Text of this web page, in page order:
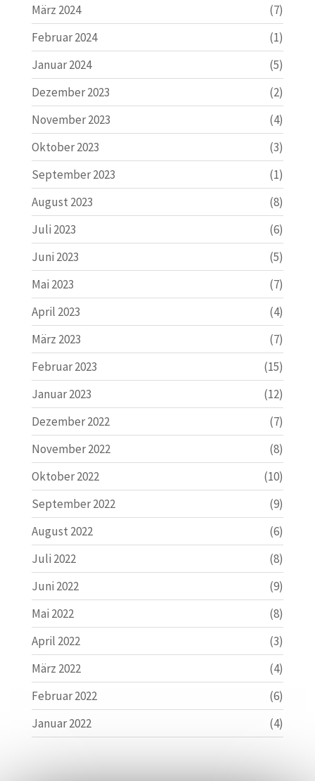
März 2024
(7)
Februar 2024
(1)
Januar 2024
(5)
Dezember 2023
(2)
November 2023
(4)
Oktober 2023
(3)
September 2023
(1)
August 2023
(8)
Juli 2023
(6)
Juni 2023
(5)
Mai 2023
(7)
April 2023
(4)
März 2023
(7)
Februar 2023
(15)
Januar 2023
(12)
Dezember 2022
(7)
November 2022
(8)
Oktober 2022
(10)
September 2022
(9)
August 2022
(6)
Juli 2022
(8)
Juni 2022
(9)
Mai 2022
(8)
April 2022
(3)
März 2022
(4)
Februar 2022
(6)
Januar 2022
(4)